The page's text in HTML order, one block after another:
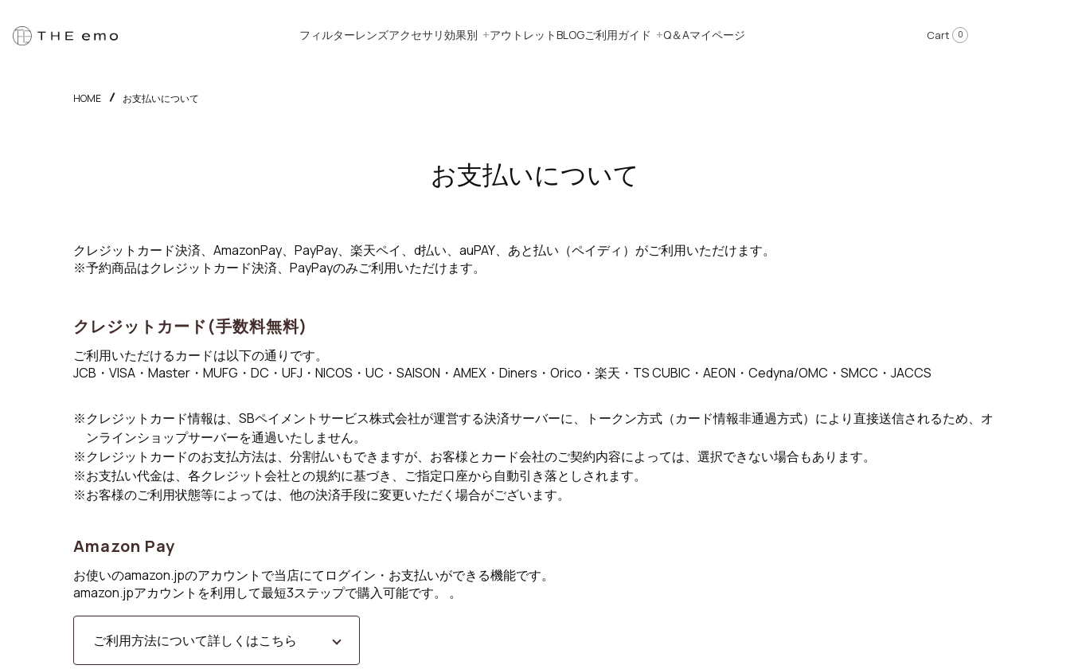
フィルターレンズアクセサリ効果別 アウトレットBLOGご利用ガイド Q＆Aマイページ Cart 0
HOME お支払いについて
お支払いについて
クレジットカード決済、AmazonPay、PayPay、楽天ペイ、d払い、auPAY、あと払い（ペイディ）がご利用いただけます。
※予約商品はクレジットカード決済、PayPayのみご利用いただけます。
クレジットカード(手数料無料)
ご利用いただけるカードは以下の通りです。
JCB・VISA・Master・MUFG・DC・UFJ・NICOS・UC・SAISON・AMEX・Diners・Orico・楽天・TS CUBIC・AEON・Cedyna/OMC・SMCC・JACCS
クレジットカード情報は、SBペイメントサービス株式会社が運営する決済サーバーに、トークン方式（カード情報非通過方式）により直接送信されるため、オ
ンラインショップサーバーを通過いたしません。
クレジットカードのお支払方法は、分割払いもできますが、お客様とカード会社のご契約内容によっては、選択できない場合もあります。
お支払い代金は、各クレジット会社との規約に基づき、ご指定口座から自動引き落としされます。
お客様のご利用状態等によっては、他の決済手段に変更いただく場合がございます。
Amazon Pay
お使いのamazon.jpのアカウントで当店にてログイン・お支払いができる機能です。
amazon.jpアカウントを利用して最短3ステップで購入可能です。 。
ご利用方法について詳しくはこちら